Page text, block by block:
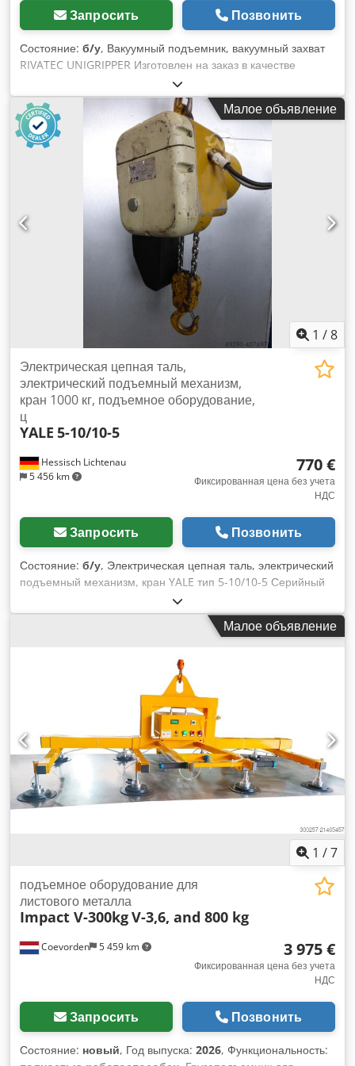
Запросить Позвонить
Состояние: б/у, Вакуумный подъемник, вакуумный захват
RIVATEC UNIGRIPPER Изготовлен на заказ в качестве
устройства для манипуляции для промышленного робота
Год выпуска: примерно 2008 Грузоподъемность: около 50 кг
- 7 присосок Ø 32 мм (конструкция рассчитана на 12 штук) -
16 присосок Ø 42 мм (конструкция рассчитана на 20 штук) -
5 присосок Ø 60 мм (конструкция рассчитана на 6 штук) -
отсутствуют некоторые вакуумные ножки, см. фото
(баллонные присоски) - поворотный основной корпус для
вакуумной поверхности под углом 90° или плоско 180° -
основной корпус с пневматическим поворотом - Очень
сложная и точная конструкция с линейными
направляющими - Фланцевая плита для подвешивания или
крепления к роботу - с многочисленными компонентами
Festo Габариты (Д x Ш x В): 620 x 300 x 300 мм Codpfx
Aewywipshrorf Собственный вес: 28 кг В хорошем
состоянии В наличии 2 штуки, цена за штуку
Малое объявление
1 /8
Hessisch Lichtenau
5 456 km
Электрическая цепная таль,
электрический подъемный механизм,
кран 1000 кг, подъемное оборудование,
ц
YALE 5-10/10-5
770 €
Фиксированная цена без учета
НДС
Запросить Позвонить
Состояние: б/у, Электрическая цепная таль, электрический
подъемный механизм, кран YALE тип 5-10/10-5 Серийный
номер: 8526 Год выпуска: 1979 Грузоподъемность: 1000 кг
Ход крюка: 3 метра Скорость подъема: 5 м/мин. Скорость
точного подъема: 1,3 м/мин. 2 грузовые стропа = 1000 кг
- Подвесное ушко на верхней части крана - Пульт
управления с кнопками для основного и точного подъема
Малое объявление
1 /7
Coevorden 5 459 km
подъемное оборудование для
листового металла
Impact V-300kgV-3,6, and 800 kg
3 975 €
Фиксированная цена без учета
НДС
Запросить Позвонить
Состояние: новый, Год выпуска: 2026, Функциональность: